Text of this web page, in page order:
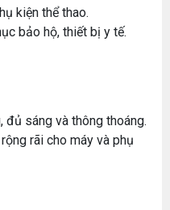
kiện thể thao.
bảo hộ, thiết bị y tế.
đủ sáng và thông thoáng.
rãi cho máy và phụ